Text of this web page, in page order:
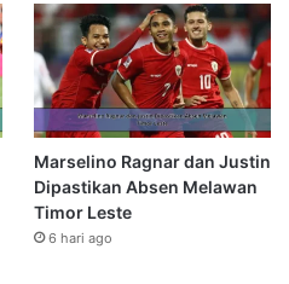
Marselino Ragnar dan Justin
Dipastikan Absen Melawan
Timor Leste
6 hari ago